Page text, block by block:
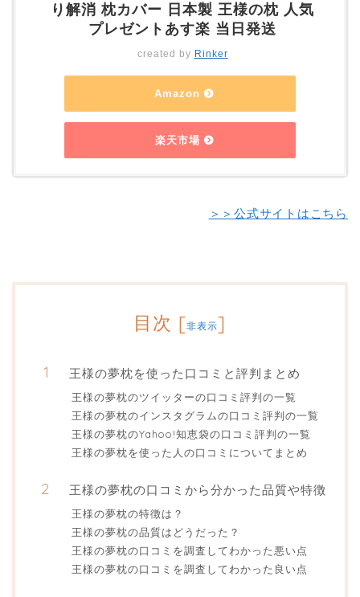
り解消 枕カバー 日本製 王様の枕 人気
プレゼントあす楽 当日発送
created by Rinker
Amazon
楽天市場
＞＞公式サイトはこちら
目次 [非表示]
王様の夢枕を使った口コミと評判まとめ
王様の夢枕のツイッターの口コミ評判の一覧
王様の夢枕のインスタグラムの口コミ評判の一覧
王様の夢枕のYahoo!知恵袋の口コミ評判の一覧
王様の夢枕を使った人の口コミについてまとめ
王様の夢枕の口コミから分かった品質や特徴
王様の夢枕の特徴は？
王様の夢枕の品質はどうだった？
王様の夢枕の口コミを調査してわかった悪い点
王様の夢枕の口コミを調査してわかった良い点